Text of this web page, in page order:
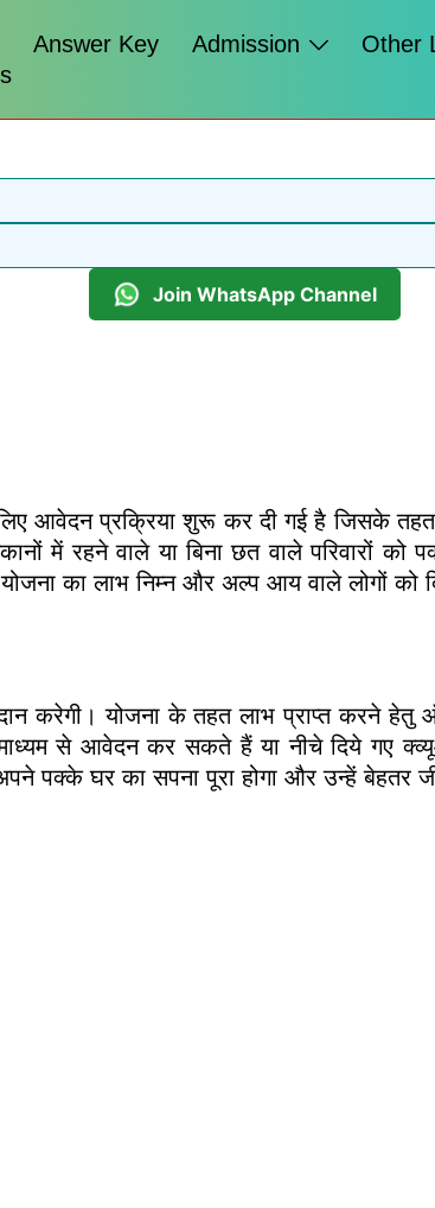
Answer Key Admission
Other
Join WhatsApp Channel
आवेदन प्रक्रिया शुरू कर दी गई है जिसके तहत
में रहने वाले या बिना छत वाले परिवारों को
का लाभ निम्न और अल्प आय वाले लोगों को
करेगी। योजना के तहत लाभ प्राप्त करने
से आवेदन कर सकते हैं या नीचे दिये गए
पक्के घर का सपना पूरा होगा और उन्हें बेहतर